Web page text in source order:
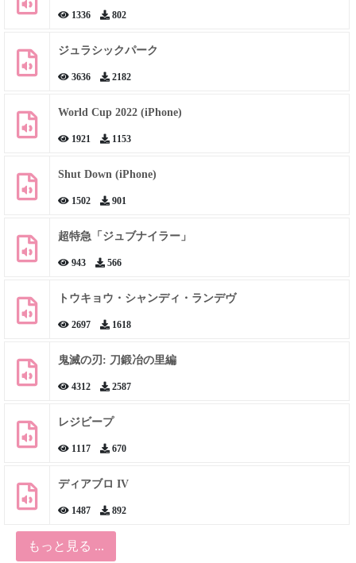
1336 802
ジュラシックパーク
3636 2182
World Cup 2022 (iPhone)
1921 1153
Shut Down (iPhone)
1502 901
超特急「ジュブナイラー」
943 566
トウキョウ・シャンディ・ランデヴ
2697 1618
鬼滅の刃: 刀鍛冶の里編
4312 2587
レジビープ
1117 670
ディアブロ IV
1487 892
もっと見る ...